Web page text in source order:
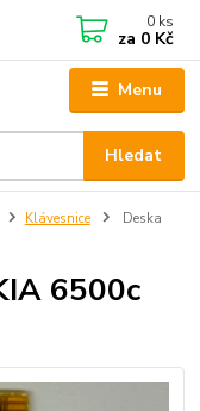
Menu
Hledat
0 ks
za 0 Kč
Klávesnice
Deska
6500c